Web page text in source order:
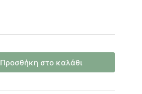
Προσθήκη στο καλάθι